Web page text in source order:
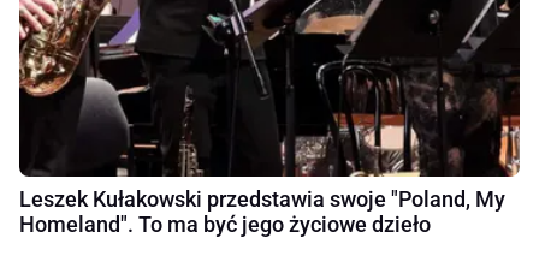
Leszek Kułakowski przedstawia swoje "Poland, My
Homeland". To ma być jego życiowe dzieło